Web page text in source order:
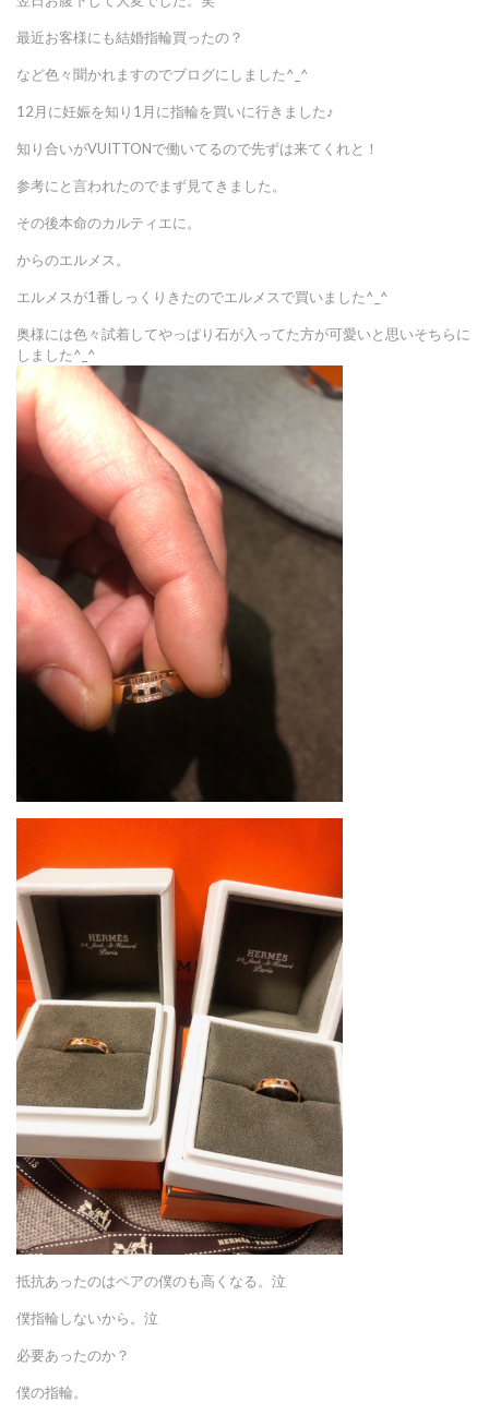
最近お客様にも結婚指輪買ったの？
など色々聞かれますのでブログにしました^_^
12月に妊娠を知り1月に指輪を買いに行きました♪
知り合いがVUITTONで働いてるので先ずは来てくれと！
参考にと言われたのでまず見てきました。
その後本命のカルティエに。
からのエルメス。
エルメスが1番しっくりきたのでエルメスで買いました^_^
奥様には色々試着してやっぱり石が入ってた方が可愛いと思いそちらに
しました^_^
抵抗あったのはペアの僕のも高くなる。泣
僕指輪しないから。泣
必要あったのか？
僕の指輪。